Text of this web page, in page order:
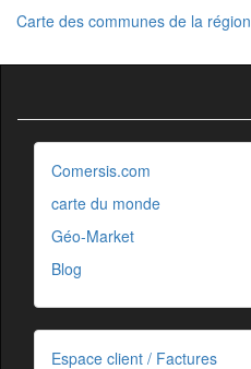
Carte des communes de la
Comersis.com
carte du monde
Géo-Market
Blog
Espace client / Factures